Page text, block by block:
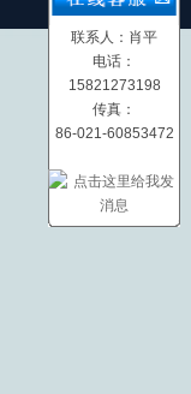
联系人：肖平
电话：
15821273198
传真：
86-021-60853472